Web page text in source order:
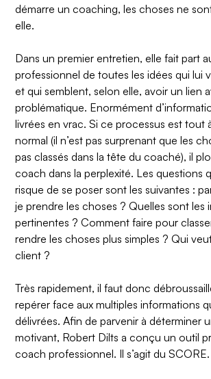
démarre un coaching, les choses ne
elle.
Dans un premier entretien, elle fait part
professionnel de toutes les idées qui lui
et qui semblent, selon elle, avoir un lien
problématique. Enormément
livrées en vrac. Si ce processus est tout
normal (il n’est pas surprenant que les
pas classés dans la tête du coaché), il
coach dans la perplexité. Les questions
risque de se poser sont les suivantes :
je prendre les choses ? Quelles sont les
pertinentes ? Comment faire pour
rendre les choses plus simples ? Qui
client ?
Très rapidement, il faut donc
repérer face aux multiples informations
délivrées. Afin de parvenir à déterminer
motivant, Robert Dilts a conçu un outil
coach professionnel. Il s’agit du SCORE.